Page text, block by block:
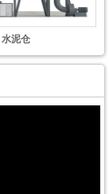
水泥仓